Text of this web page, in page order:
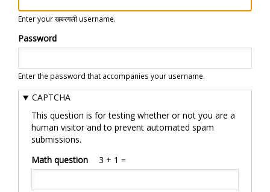
Enter your खबरगली username.
Password
Enter the password that accompanies your username.
CAPTCHA
This question is for testing whether or not you are a
human visitor and to prevent automated spam
submissions.
Math question
3 + 1 =